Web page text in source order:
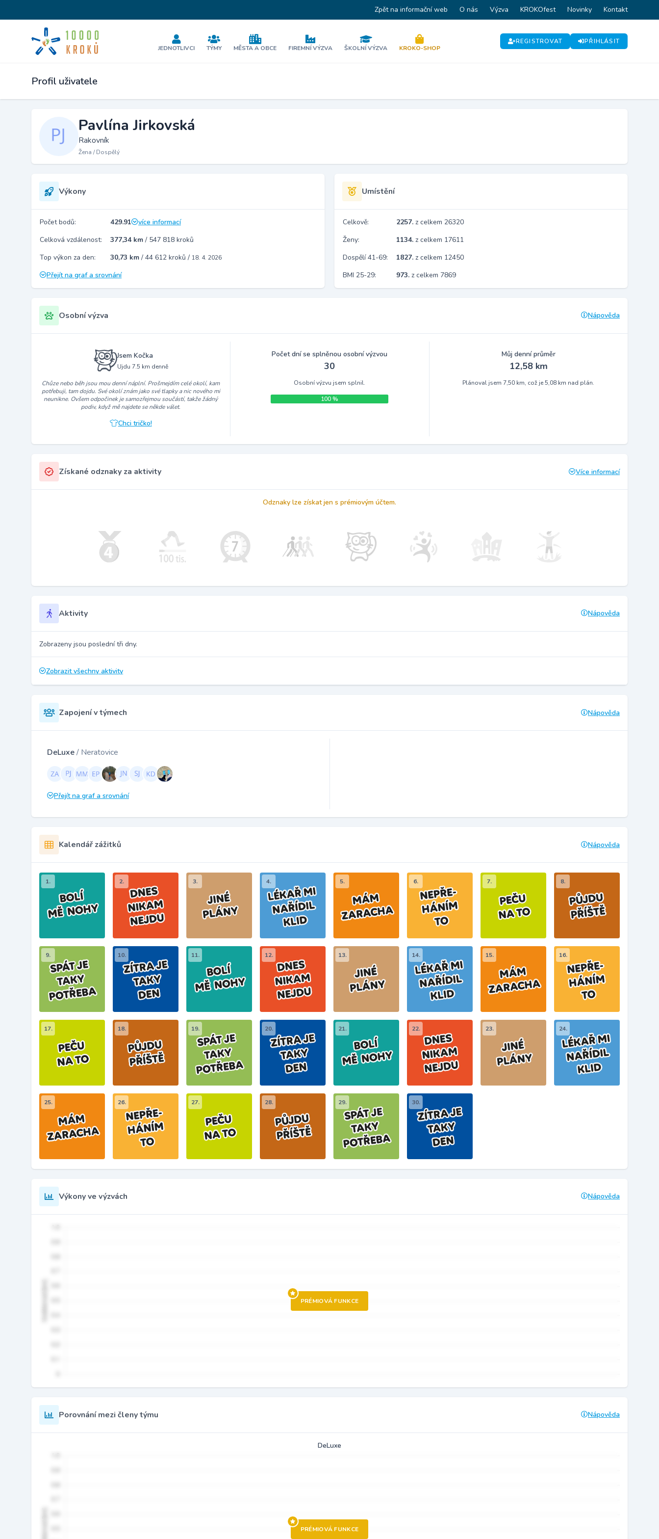
Zpět na informační web O nás Výzva KROKOfest Novinky Kontakt
JEDNOTLIVCI TÝMY MĚSTA A OBCE FIREMNÍ VÝZVA ŠKOLNÍ VÝZVA KROKO-SHOP
REGISTROVAT PŘIHLÁSIT
Profil uživatele
Pavlína Jirkovská
Rakovník
Žena / Dospělý
Výkony
Počet bodů: 429.91
více informací
Celková vzdálenost:
377,34 km / 547 818 kroků
Top výkon za den:
30,73 km / 44 612 kroků / 18. 4. 2026
Přejít na graf a srovnání
Umístění
Celkově: 2257. z celkem 26320
Ženy:
1134. z celkem 17611
Dospělí 41-69:
1827. z celkem 12450
BMI 25-29:
973. z celkem 7869
Osobní výzva Nápověda
Jsem Kočka
Ujdu 7.5 km denně
Chůze nebo běh jsou mou denní náplní. Prošmejdím celé okolí, kam
potřebuji, tam dojdu. Své okolí znám jako své tlapky a nic nového mi
neunikne. Ovšem odpočinek je samozřejmou součástí, takže žádný
podiv, když mě najdete se někde válet.
Chci tričko!
Počet dní se splněnou osobní výzvou
30
Osobní výzvu jsem splnil.
100 %
Můj denní průměr
12,58 km
Plánoval jsem 7,50 km, což je 5,08 km nad plán.
Získané odznaky za aktivity Více informací
Odznaky lze získat jen s prémiovým účtem.
Aktivity Nápověda
Zobrazeny jsou poslední tři dny.
Zobrazit všechny aktivity
Zapojení v týmech Nápověda
DeLuxe/ Neratovice
Přejít na graf a srovnání
Kalendář zážitků Nápověda
1. 2. 3. 4. 5. 6. 7. 8.
9. 10. 11. 12. 13. 14. 15. 16.
17. 18. 19. 20. 21. 22. 23. 24.
25. 26. 27. 28. 29. 30.
Výkony ve výzvách Nápověda
PRÉMIOVÁ FUNKCE
Porovnání mezi členy týmu Nápověda
DeLuxe
PRÉMIOVÁ FUNKCE